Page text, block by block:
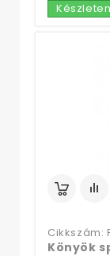
Készleten
Cikkszám:
Könyök